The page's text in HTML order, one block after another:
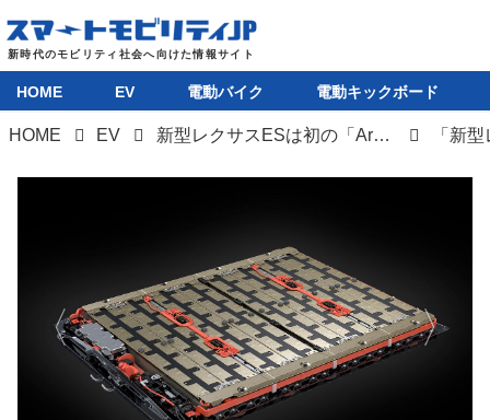
電動バイク
電動キックボード
ライフスタイル
HOME EV 電動バイク 電動キックボード
HOME EV 新型レクサスESは初の「Arene OS」搭載車か。上海モーターショーで語られなかった超重要ポイント